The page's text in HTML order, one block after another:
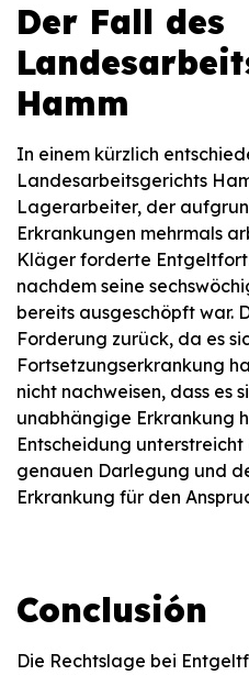
Der Fall des
Hamm
In einem kürzlich
Landesarbeitsgerichts
Lagerarbeiter, der
Erkrankungen mehrmals
Kläger forderte
nachdem seine
bereits ausgeschöpft war.
Forderung zurück, da es
Fortsetzungserkrankung
nicht nachweisen, dass es
unabhängige Erkrankung
Entscheidung
genauen Darlegung und
Erkrankung für den
Conclusión
Die Rechtslage bei